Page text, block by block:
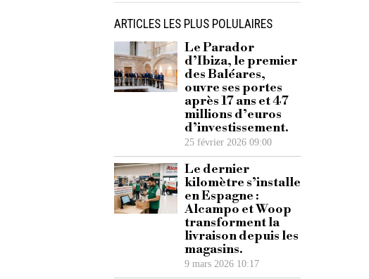
ARTICLES LES PLUS POLULAIRES
Le Parador
d’Ibiza, le premier
des Baléares,
ouvre ses portes
après 17 ans et 47
millions d’euros
d’investissement.
25 février 2026 09:00
Le dernier
kilomètre s’installe
en Espagne :
Alcampo et Woop
transforment la
livraison depuis les
magasins.
9 mars 2026 10:17